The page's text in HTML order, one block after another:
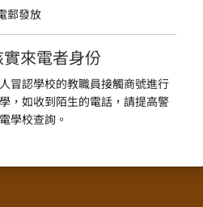
郵發放
來電者身份
冒認學校的教職員接觸商號進行
，如收到陌生的電話，請提高警
學校查詢。